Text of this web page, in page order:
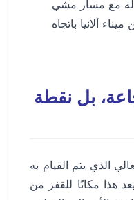
له مع مسار مشي
ألانيا باتجاه
بل نقطة
الذي يتم القيام به
هذا مكانًا للقفز من